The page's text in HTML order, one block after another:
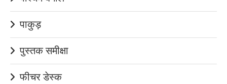
पाकुड़
पुस्तक समीक्षा
फीचर डेस्क